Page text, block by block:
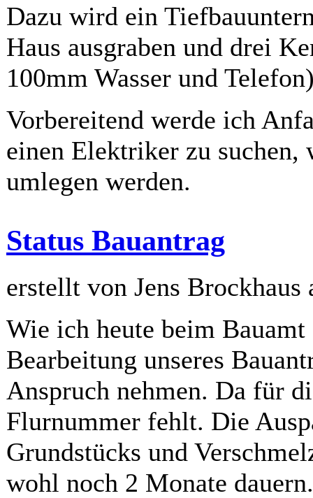
Dazu wird ein
Haus ausgraben und drei
100mm Wasser und
Vorbereitend werde ich
einen Elektriker zu
umlegen werden.
Status Bauantrag
erstellt von Jens Brockhaus
Wie ich heute beim
Bearbeitung unseres
Anspruch nehmen. Da für
Flurnummer fehlt. Die
Grundstücks und
wohl noch 2 Monate